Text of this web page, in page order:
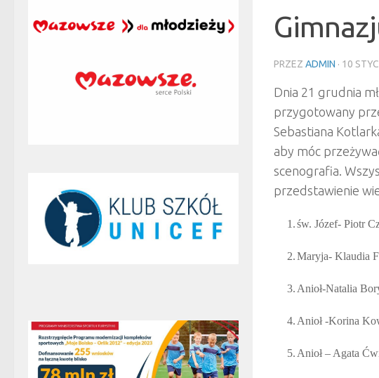
PRZEZ ADMIN · 10
Dnia 21 grudnia
przygotowany
Sebastiana
aby móc
scenografia.
przedstawienie
1.św. Józef- Piotr
2.Maryja- Klaudia
3. Anioł-Natalia
4. Anioł -Korina
5. Anioł – Agata